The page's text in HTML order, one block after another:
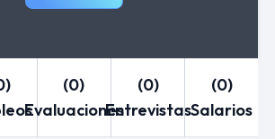
(0)
Evaluaciones
(0)
Entrevistas
(0)
Salarios